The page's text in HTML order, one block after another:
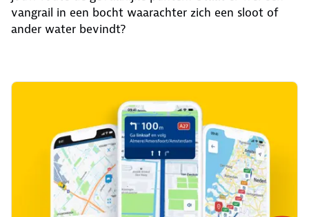
vangrail in een bocht waarachter zich een sloot of
ander water bevindt?